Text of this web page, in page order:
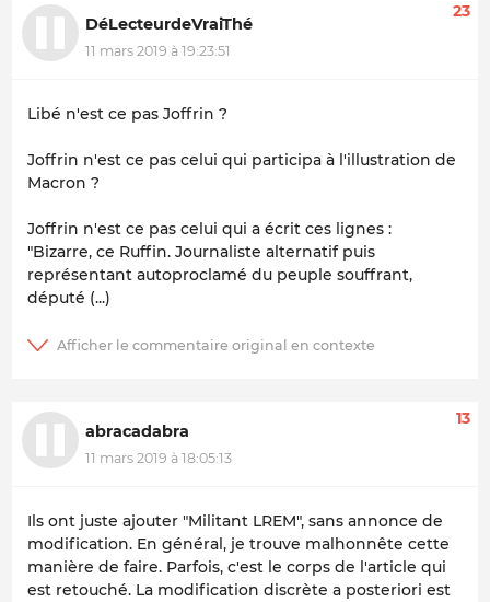
DéLecteurdeVraiThé
11 mars 2019 à 19:23:51
23
Libé n'est ce pas Joffrin ?
Joffrin n'est ce pas celui qui participa à l'illustration de
Macron ?
Joffrin n'est ce pas celui qui a écrit ces lignes :
"Bizarre, ce Ruffin. Journaliste alternatif puis
représentant autoproclamé du peuple souffrant,
député (...)
abracadabra
11 mars 2019 à 18:05:13
13
Ils ont juste ajouter "Militant LREM", sans annonce de
modification. En général, je trouve malhonnête cette
manière de faire. Parfois, c'est le corps de l'article qui
est retouché. La modification discrète a posteriori est